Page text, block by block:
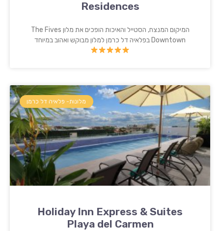
Residences
המיקום המנצח, הסטייל והאיכות הופכים את מלון The Fives
Downtown בפלאיה דל כרמן למלון מבוקש ואהוב במיוחד
מלונות- פלאיה דל כרמן
Holiday Inn Express & Suites
Playa del Carmen